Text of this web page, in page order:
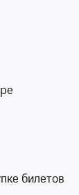
₽
билетов